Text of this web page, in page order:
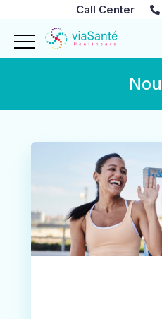
Call Center